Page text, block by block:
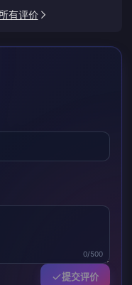
有评价
0/500
提交评价